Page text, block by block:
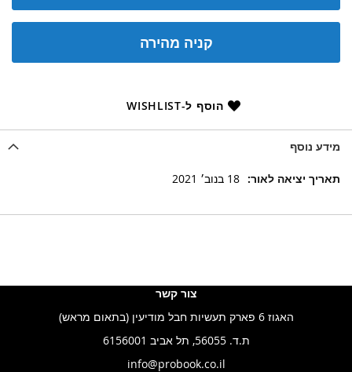
קניה מהירה
הוסף ל-WISHLIST
מידע נוסף
מידע
18 בנוב׳ 2021
צור קשר
האגוז 6 פארק תעשיות חבל מודיעין (בתאום מראש)
ת.ד. 56055, תל אביב 6156001
info@probook.co.il